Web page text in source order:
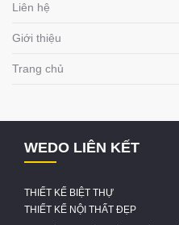
Liên hệ
Giới thiệu
Trang chủ
WEDO LIÊN KẾT
THIẾT KẾ BIỆT THỰ
THIẾT KẾ NỘI THẤT ĐẸP